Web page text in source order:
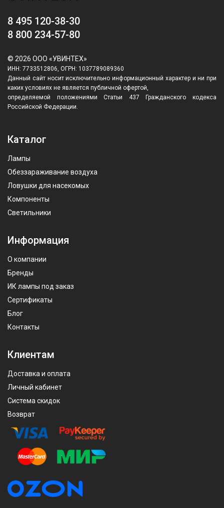
8 495 120-38-30
8 800 234-57-80
© 2026 ООО «УВИНТЕХ»
ИНН: 7733512806, ОГРН: 1037789089360
Данный сайт носит исключительно информационный характер и ни при
каких условиях не является публичной офертой,
определяемой положениями Статьи 437 Гражданского кодекса
Российской Федерации.
Каталог
Лампы
Обеззараживание воздуха
Ловушки для насекомых
Компоненты
Светильники
Информация
О компании
Бренды
ИК лампы под заказ
Сертификаты
Блог
Контакты
Клиентам
Доставка и оплата
Личный кабинет
Система скидок
Возврат